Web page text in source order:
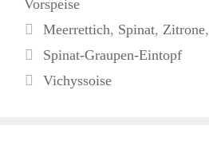
Vorspeise
Schlagwörter
Meerrettich, Spinat, Zitrone,
Spinat-Graupen-Eintopf
Vichyssoise